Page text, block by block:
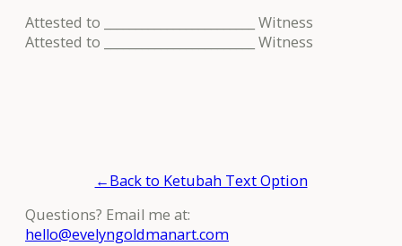
Attested to ________________________ Witness
Attested to ________________________ Witness
←Back to Ketubah Text Option
Questions? Email me at:
hello@evelyngoldmanart.com